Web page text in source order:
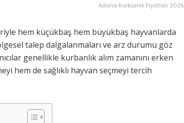
Adana Kurbanlık Fiyatları 2025
hem küçükbaş hem büyükbaş hayvanlarda
talep dalgalanmaları ve arz durumu göz
genellikle kurbanlık alım zamanını erken
hem de sağlıklı hayvan seçmeyi tercih